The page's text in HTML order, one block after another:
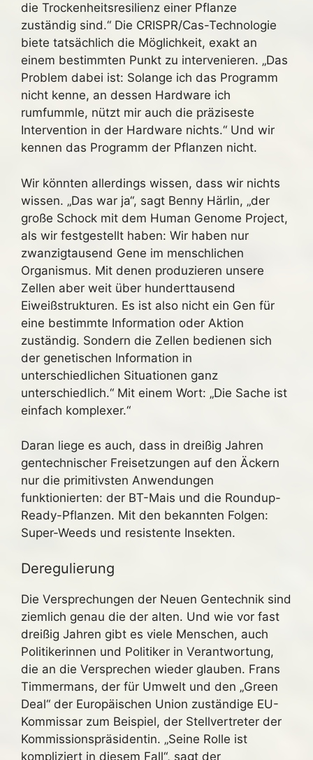
die Trockenheitsresilienz einer Pflanze
zuständig sind.“ Die CRISPR/Cas-Technologie
biete tatsächlich die Möglichkeit, exakt an
einem bestimmten Punkt zu intervenieren. „Das
Problem dabei ist: Solange ich das Programm
nicht kenne, an dessen Hardware ich
rumfummle, nützt mir auch die präziseste
Intervention in der Hardware nichts.“ Und wir
kennen das Programm der Pflanzen nicht.
Wir könnten allerdings wissen, dass wir nichts
wissen. „Das war ja“, sagt Benny Härlin, „der
große Schock mit dem Human Genome Project,
als wir festgestellt haben: Wir haben nur
zwanzigtausend Gene im menschlichen
Organismus. Mit denen produzieren unsere
Zellen aber weit über hunderttausend
Eiweißstrukturen. Es ist also nicht ein Gen für
eine bestimmte Information oder Aktion
zuständig. Sondern die Zellen bedienen sich
der genetischen Information in
unterschiedlichen Situationen ganz
unterschiedlich.“ Mit einem Wort: „Die Sache ist
einfach komplexer.“
Daran liege es auch, dass in dreißig Jahren
gentechnischer Freisetzungen auf den Äckern
nur die primitivsten Anwendungen
funktionierten: der BT-Mais und die Roundup-
Ready-Pflanzen. Mit den bekannten Folgen:
Super-Weeds und resistente Insekten.
Deregulierung
Die Versprechungen der Neuen Gentechnik sind
ziemlich genau die der alten. Und wie vor fast
dreißig Jahren gibt es viele Menschen, auch
Politikerinnen und Politiker in Verantwortung,
die an die Versprechen wieder glauben. Frans
Timmermans, der für Umwelt und den „Green
Deal“ der Europäischen Union zuständige EU-
Kommissar zum Beispiel, der Stellvertreter der
Kommissionspräsidentin. „Seine Rolle ist
kompliziert in diesem Fall“, sagt der